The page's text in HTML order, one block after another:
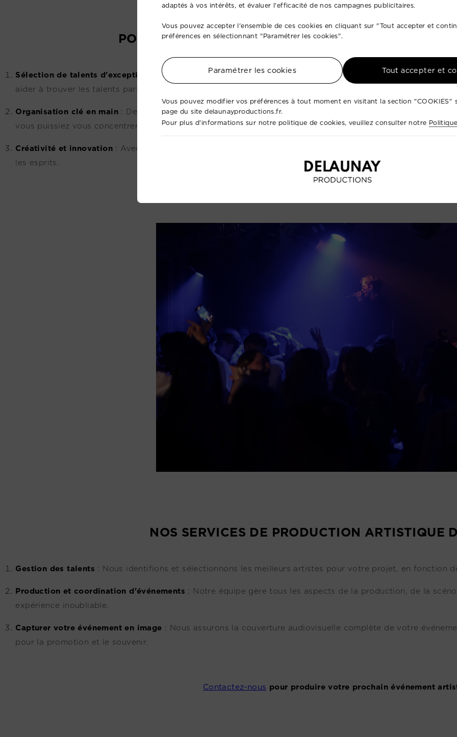
POURQUOI CHOISIR NOTRE SERVICE DE
Sélection de talents d'exception Nous collaborons avec un large éventail d'artistes talentueux, incluant
aider à trouver les talents parfaits pour votre événement.
Organisation clé en main: De la planification logistique à la coordination technique, nous prenons en
vous puissiez vous concentrer sur l'essentiel : accueillir vos invités.
Créativité et innovation: Avec notre approche artistique et notre passion pour l'excellence, nous
les esprits.
NOS SERVICES DE PRODUCTION ARTISTIQUE
Gestion des talents : Nous identifions et sélectionnons les meilleurs artistes pour votre projet, en fonction
Production et coordination d'événements : Notre équipe gère tous les aspects de la production, de la
expérience inoubliable.
Capturer votre événement en image : Nous assurons la couverture audiovisuelle complète de votre
pour la promotion et le souvenir.
Contactez-nous pour produire votre prochain événement
adaptés à vos intérêts, et évaluer l'efficacité de nos campagnes publicitaires.
Vous pouvez accepter l'ensemble de ces cookies en cliquant sur "Tout accepter et
préférences en sélectionnant "Paramétrer les cookies".
Paramétrer les cookies Tout accepter et
Vous pouvez modifier vos préférences à tout moment en visitant la section "COOKIES"
page du site delaunayproductions.fr.
Pour plus d'informations sur notre politique de cookies, veuillez consulter notre